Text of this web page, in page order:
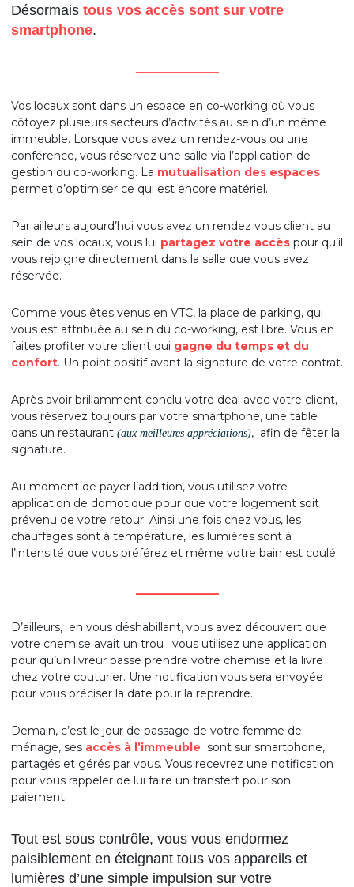
Désormais tous vos accès sont sur votre
smartphone.
_______________
Vos locaux sont dans un espace en co-working où vous
côtoyez plusieurs secteurs d’activités au sein d’un même
immeuble. Lorsque vous avez un rendez-vous ou une
conférence, vous réservez une salle via l’application de
gestion du co-working. La mutualisation des espaces
permet d’optimiser ce qui est encore matériel.
Par ailleurs aujourd’hui vous avez un rendez vous client au
sein de vos locaux, vous lui partagez votre accès pour qu’il
vous rejoigne directement dans la salle que vous avez
réservée.
Comme vous êtes venus en VTC, la place de parking, qui
vous est attribuée au sein du co-working, est libre. Vous en
faites profiter votre client qui gagne du temps et du
confort. Un point positif avant la signature de votre contrat.
Après avoir brillamment conclu votre deal avec votre client,
vous réservez toujours par votre smartphone, une table
dans un restaurant (aux meilleures appréciations), afin de fêter la
signature.
Au moment de payer l’addition, vous utilisez votre
application de domotique pour que votre logement soit
prévenu de votre retour. Ainsi une fois chez vous, les
chauffages sont à température, les lumières sont à
l’intensité que vous préférez et même votre bain est coulé.
_______________
D’ailleurs, en vous déshabillant, vous avez découvert que
votre chemise avait un trou ; vous utilisez une application
pour qu’un livreur passe prendre votre chemise et la livre
chez votre couturier. Une notification vous sera envoyée
pour vous préciser la date pour la reprendre.
Demain, c’est le jour de passage de votre femme de
ménage, ses accès à l’immeuble sont sur smartphone,
partagés et gérés par vous. Vous recevrez une notification
pour vous rappeler de lui faire un transfert pour son
paiement.
Tout est sous contrôle, vous vous endormez
paisiblement en éteignant tous vos appareils et
lumières d’une simple impulsion sur votre